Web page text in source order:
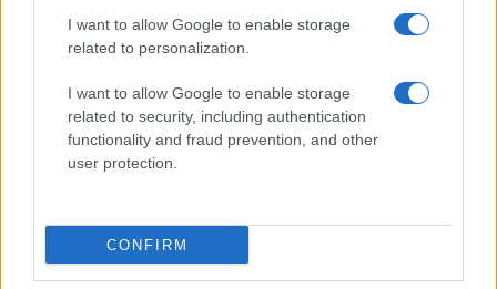
I want to allow Google to enable storage
related to personalization.
I want to allow Google to enable storage
related to security, including authentication
functionality and fraud prevention, and other
user protection.
CONFIRM
Workflow di laboratorio per test fotografici e video
replicabili
Andrea Conforti · 1 Ago 2026